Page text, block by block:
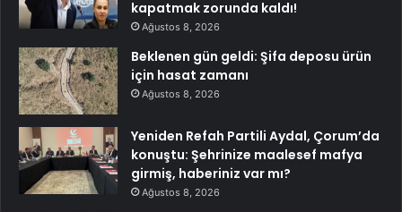
kapatmak zorunda kaldı!
Ağustos 8, 2026
Beklenen gün geldi: Şifa deposu ürün
için hasat zamanı
Ağustos 8, 2026
Yeniden Refah Partili Aydal, Çorum’da
konuştu: Şehrinize maalesef mafya
girmiş, haberiniz var mı?
Ağustos 8, 2026